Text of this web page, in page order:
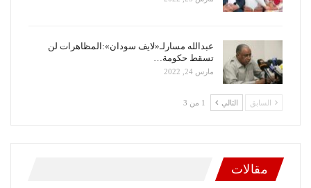
عبدالله مسارلـ«لايف سودان»:المظاهرات لن
تسقط حكومة…
مارس 24, 2022
السابق التالي 1 من 3
مقالات